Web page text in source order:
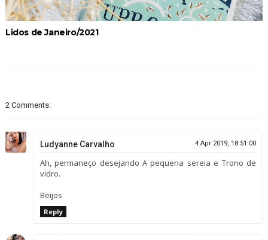
Lidos de Janeiro/2021
2 Comments:
Ludyanne Carvalho 4 Apr 2019, 18:51:00
Ah, permaneço desejando A pequena sereia e Trono de
vidro.
Beijos
Reply